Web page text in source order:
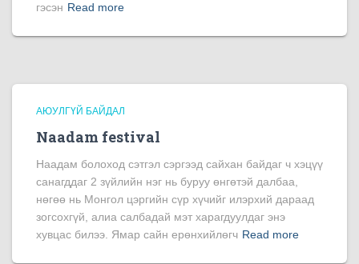
гэсэн Read more
АЮУЛГҮЙ БАЙДАЛ
Naadam festival
Наадам болоход сэтгэл сэргээд сайхан байдаг ч хэцүү
санагддаг 2 зүйлийн нэг нь буруу өнгөтэй далбаа,
нөгөө нь Монгол цэргийн сүр хүчийг илэрхий дараад
зогсохгүй, алиа салбадай мэт харагдуулдаг энэ
хувцас билээ. Ямар сайн ерөнхийлөгч Read more